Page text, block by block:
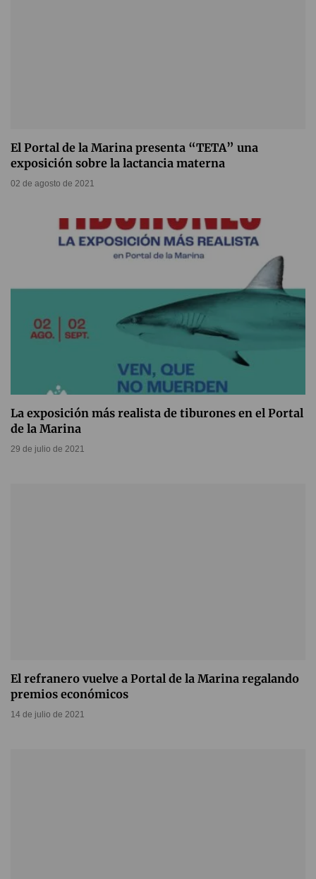
El Portal de la Marina presenta “TETA” una
exposición sobre la lactancia materna
02 de agosto de 2021
La exposición más realista de tiburones en el Portal
de la Marina
29 de julio de 2021
El refranero vuelve a Portal de la Marina regalando
premios económicos
14 de julio de 2021